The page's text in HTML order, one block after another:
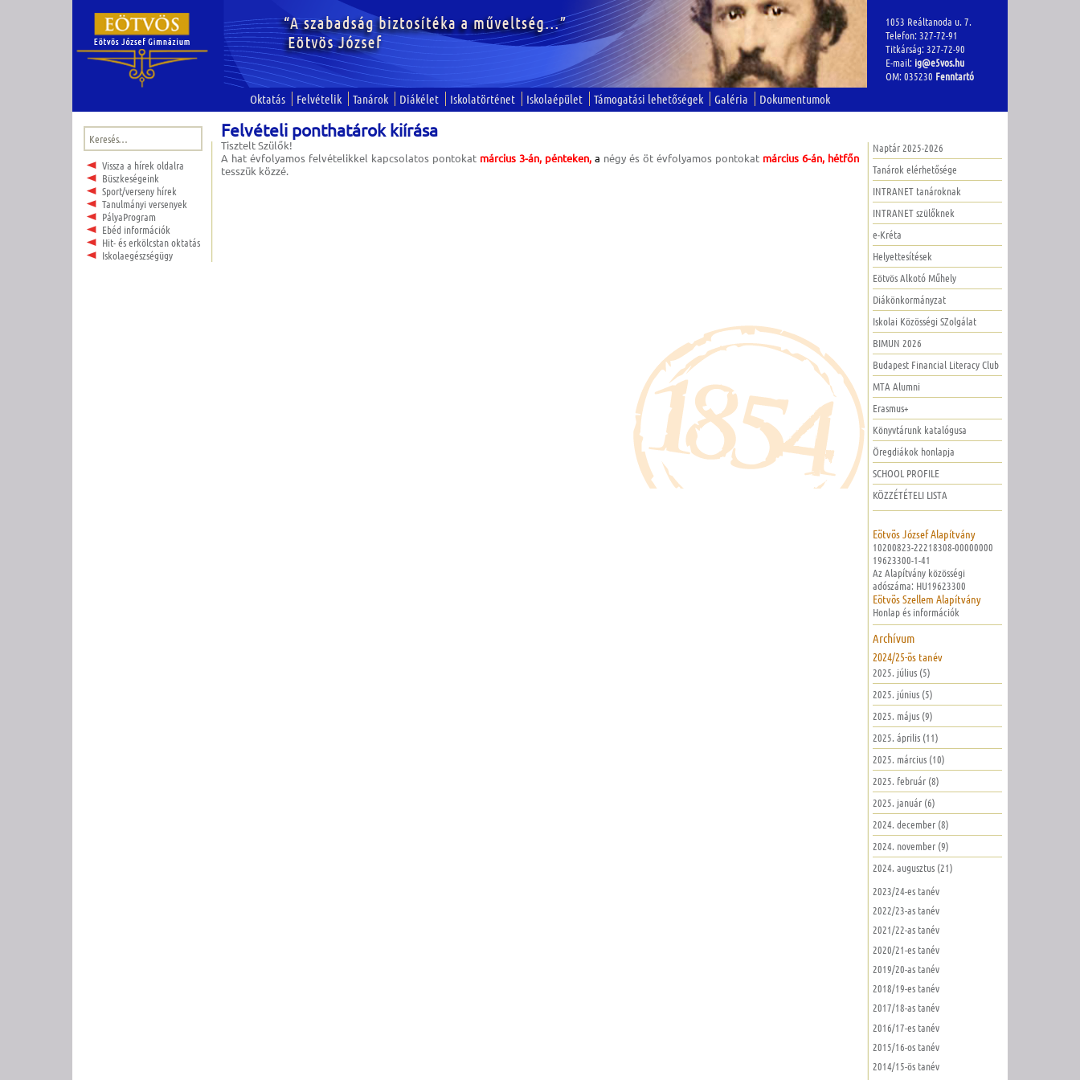
1053 Reáltanoda u. 7.
Telefon: 327-72-91
Titkárság: 327-72-90
E-mail: ig@e5vos.hu
OM: 035230 Fenntartó
Oktatás Felvételik Tanárok Diákélet Iskolatörténet Iskolaépület Támogatási lehetőségek Galéria Dokumentumok
Keresés:
Vissza a hírek oldalra
Büszkeségeink
Sport/verseny hírek
Tanulmányi versenyek
PályaProgram
Ebéd információk
Hit- és erkölcstan oktatás
Iskolaegészségügy
Felvételi ponthatárok kiírása
Tisztelt Szülők!
A hat évfolyamos felvételikkel kapcsolatos pontokat március 3-án, pénteken, a négy és öt évfolyamos pontokat március 6-án, hétfőn
tesszük közzé.
Naptár 2025-2026
Tanárok elérhetősége
INTRANET tanároknak
INTRANET szülőknek
e-Kréta
Helyettesítések
Eötvös Alkotó Műhely
Diákönkormányzat
Iskolai Közösségi SZolgálat
BIMUN 2026
Budapest Financial Literacy Club
MTA Alumni
Erasmus+
Könyvtárunk katalógusa
Öregdiákok honlapja
SCHOOL PROFILE
KÖZZÉTÉTELI LISTA
Eötvös József Alapítvány
10200823-22218308-00000000
19623300-1-41
Az Alapítvány közösségi
adószáma: HU19623300
Eötvös Szellem Alapítvány
Honlap és információk
Archívum
2024/25-ös tanév
2025. július (5)
2025. június (5)
2025. május (9)
2025. április (11)
2025. március (10)
2025. február (8)
2025. január (6)
2024. december (8)
2024. november (9)
2024. augusztus (21)
2023/24-es tanév
2022/23-as tanév
2021/22-as tanév
2020/21-es tanév
2019/20-as tanév
2018/19-es tanév
2017/18-as tanév
2016/17-es tanév
2015/16-os tanév
2014/15-ös tanév